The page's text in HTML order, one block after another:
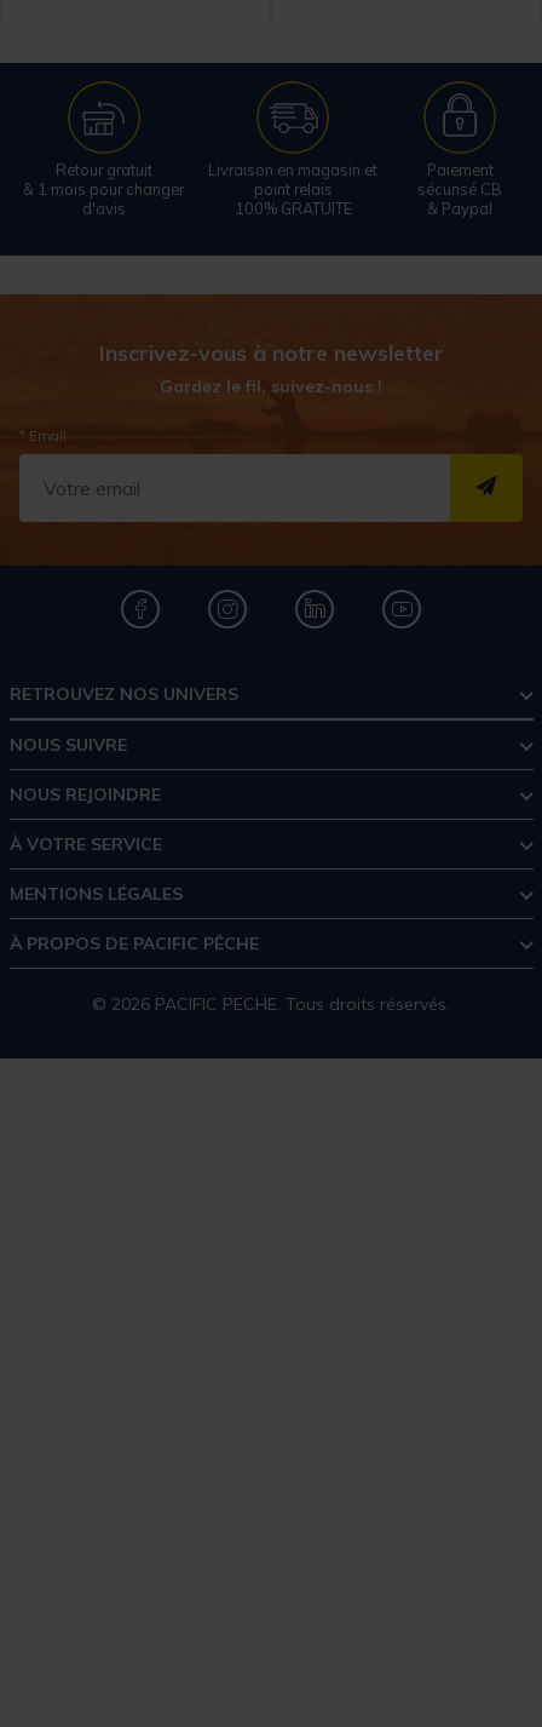
Retour gratuit
& 1 mois pour changer
d'avis
Livraison en magasin et
point relais
100% GRATUITE
Paiement
sécurisé CB
& Paypal
Inscrivez-vous à notre newsletter
Gardez le fil, suivez-nous !
* Email
RETROUVEZ NOS UNIVERS
NOUS SUIVRE
NOUS REJOINDRE
À VOTRE SERVICE
MENTIONS LÉGALES
À PROPOS DE PACIFIC PÊCHE
© 2026 PACIFIC PECHE. Tous droits réservés.